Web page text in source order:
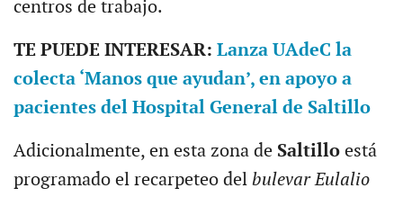
centros de trabajo.
TE PUEDE INTERESAR: Lanza UAdeC la
colecta ‘Manos que ayudan’, en apoyo a
pacientes del Hospital General de Saltillo
Adicionalmente, en esta zona de Saltillo está
programado el recarpeteo del bulevar Eulalio